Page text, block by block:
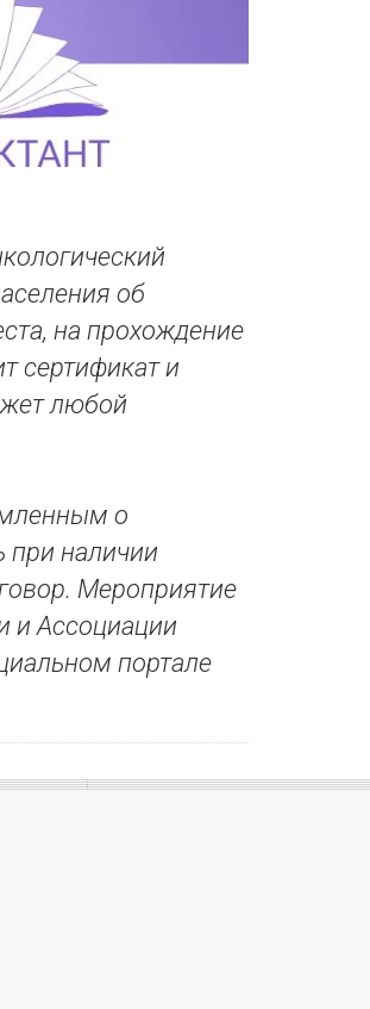
об
на прохождение
сертификат и
любой
о
при наличии
Мероприятие
и Ассоциации
портале